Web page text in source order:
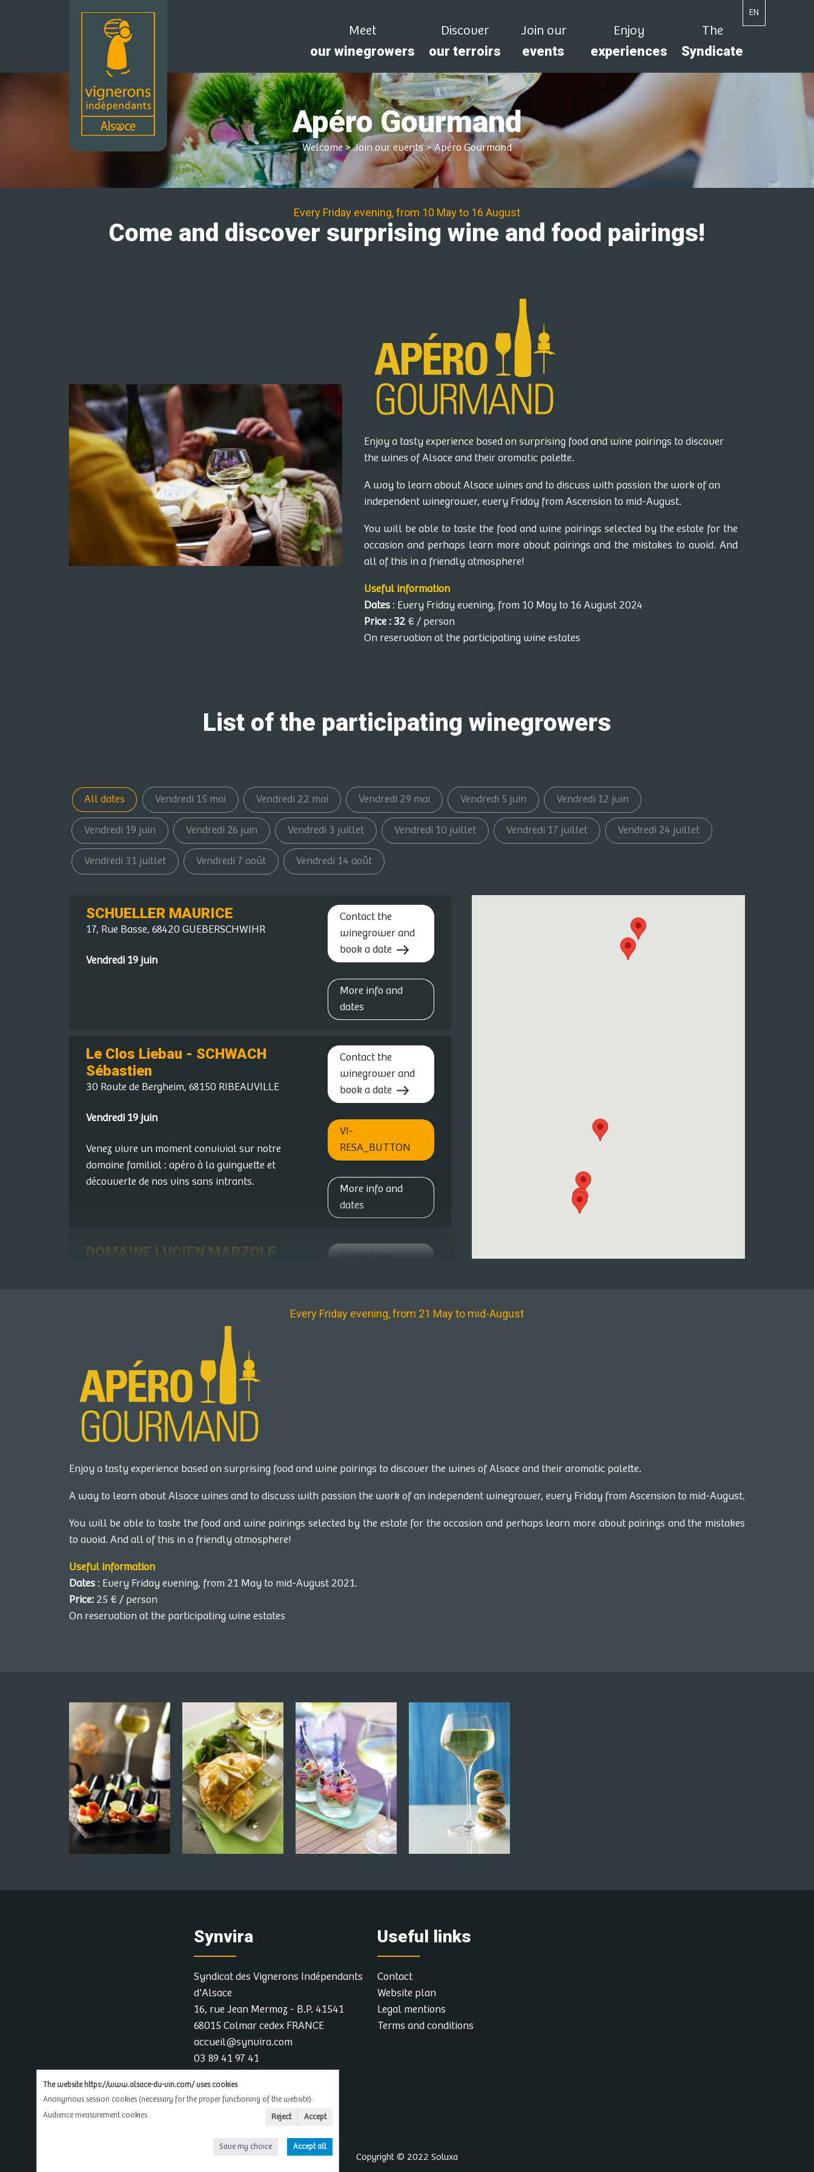
Meet
our winegrowers
Discover
our terroirs
Join our
events
Enjoy
experiences
The
Syndicate
EN
Apéro Gourmand
Welcome>Join our events>Apéro Gourmand
Every Friday evening, from 10 May to 16 August
Come and discover surprising wine and food pairings!
Enjoy a tasty experience based on surprising food and wine pairings to discover
the wines of Alsace and their aromatic palette.
A way to learn about Alsace wines and to discuss with passion the work of an
independent winegrower, every Friday from Ascension to mid-August.
You will be able to taste the food and wine pairings selected by the estate for the
occasion and perhaps learn more about pairings and the mistakes to avoid. And
all of this in a friendly atmosphere!
Useful information
Dates : Every Friday evening, from 10 May to 16 August 2024
Price : 32 € / person
On reservation at the participating wine estates
List of the participating winegrowers
All dates Vendredi 15 mai Vendredi 22 mai Vendredi 29 mai Vendredi 5 juin Vendredi 12 juin
Vendredi 19 juin Vendredi 26 juin Vendredi 3 juillet Vendredi 10 juillet Vendredi 17 juillet Vendredi 24 juillet
Vendredi 31 juillet Vendredi 7 août Vendredi 14 août
SCHUELLER MAURICE
17, Rue Basse, 68420 GUEBERSCHWIHR
Vendredi 19 juin
Contact the
winegrower and
book a date
More info and
dates
Le Clos Liebau - SCHWACH
Sébastien
30 Route de Bergheim, 68150 RIBEAUVILLE
Vendredi 19 juin
Venez vivre un moment convivial sur notre
domaine familial : apéro à la guinguette et
découverte de nos vins sans intrants.
Contact the
winegrower and
book a date
VI-
RESA_BUTTON
More info and
dates
DOMAINE LUCIEN MARZOLF
Fromages & Vins puis Brasero Gueuleton & Vins
Contact the
SCHNEIDER XAVIER
42 RUE DU NORD, 68420 GUEBERSCHWIHR
Vendredi 19 juin
Venez vivre une soirée gourmande au cœur de
travers des accords mets-vins surprenants et des
animations conviviales !
VI-
More info and
DOMAINE AIMÉ STENTZ
37, Rue Herzog, 68920 WETTOLSHEIM
19h : voyage en Italie. Limité à 30 personnes.
Réservation obligatoire.
More info and
dates
DOMAINE SPIELMANN SYLVIE
2, Rue De Thannenkirch, 68750 BERGHEIM
Vendredi 19 juin
fûts en cave, l’étiquetage et l’emballage et enfin,
la conservation des bouteilles dans mon
Contact the
winegrower and
book a date
Every Friday evening, from 21 May to mid-August
Enjoy a tasty experience based on surprising food and wine pairings to discover the wines of Alsace and their aromatic palette.
A way to learn about Alsace wines and to discuss with passion the work of an independent winegrower, every Friday from Ascension to mid-August.
You will be able to taste the food and wine pairings selected by the estate for the occasion and perhaps learn more about pairings and the mistakes
to avoid. And all of this in a friendly atmosphere!
Useful information
Dates : Every Friday evening, from 21 May to mid-August 2021.
Price: 25 € / person
On reservation at the participating wine estates
Synvira
Syndicat des Vignerons Indépendants
d'Alsace
16, rue Jean Mermoz - B.P. 41541
68015 Colmar cedex FRANCE
accueil@synvira.com
03 89 41 97 41
Facebook
Useful links
Contact
Website plan
Legal mentions
Terms and conditions
Copyright © 2022 Soluxa
The website https://www.alsace-du-vin.com/ uses cookies
Anonymous session cookies (necessary for the proper functioning of the website).
Audience measurement cookies
Reject Accept
Save my choice Accept all